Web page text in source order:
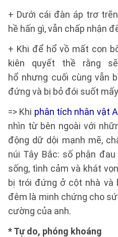
+ Dưới cái đàn áp trơ
hề hấn gì, vẫn chấp nhận
+ Khi để hổ vồ mất con
kiên quyết thề rằng
hổ nhưng cuối cùng vẫn
đứng và bị bỏ đói suốt
=> Khi phân tích nhân vật
nhìn từ bên ngoài với
động dữ dội mạnh mẽ,
núi Tây Bắc: số phận
sống, tình cảm và khát
bị trói đứng ở cột nhà và
đêm là minh chứng cho
cường của anh.
* Tự do, phóng khoáng